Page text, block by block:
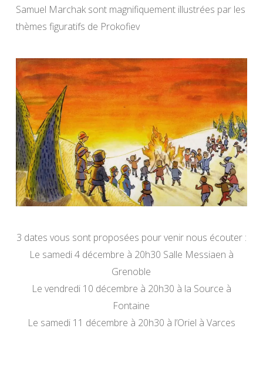
Samuel Marchak sont magnifiquement illustrées par les
thèmes figuratifs de Prokofiev
3 dates vous sont proposées pour venir nous écouter :
Le samedi 4 décembre à 20h30 Salle Messiaen à
Grenoble
Le vendredi 10 décembre à 20h30 à la Source à
Fontaine
Le samedi 11 décembre à 20h30 à l’Oriel à Varces